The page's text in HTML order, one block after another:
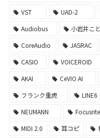
VST
UAD-2
Audiobus
小岩井こ
CoreAudio
JASRAC
CASIO
VOICEROID
AKAI
CeVIO AI
フランク重虎
LINE6
NEUMANN
Focusrite
MIDI 2.0
耳コピ